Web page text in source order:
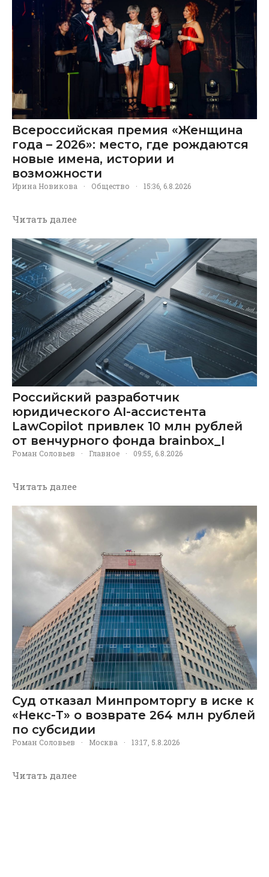
Всероссийская премия «Женщина
года – 2026»: место, где рождаются
новые имена, истории и
возможности
Ирина Новикова · Общество · 15:36, 6.8.2026
Читать далее
Российский разработчик
юридического AI-ассистента
LawCopilot привлек 10 млн рублей
от венчурного фонда brainbox_I
Роман Соловьев · Главное · 09:55, 6.8.2026
Читать далее
Суд отказал Минпромторгу в иске к
«Некс-Т» о возврате 264 млн рублей
по субсидии
Роман Соловьев · Москва · 13:17, 5.8.2026
Читать далее